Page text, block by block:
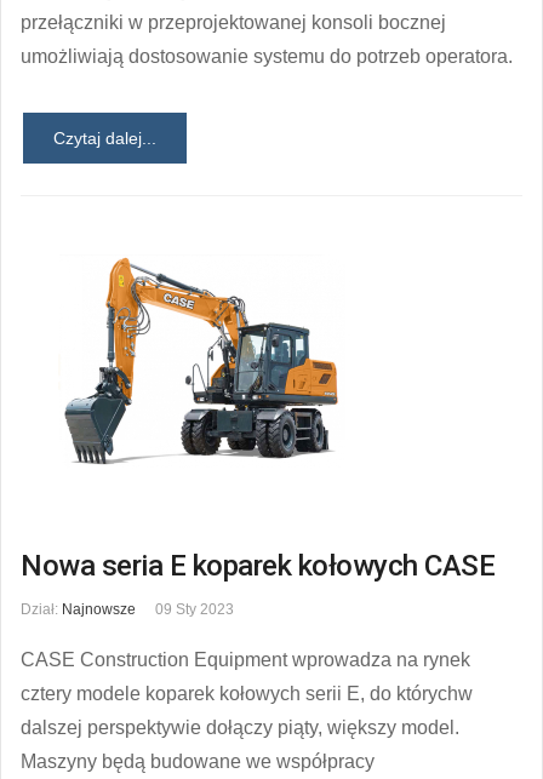
przełączniki w przeprojektowanej konsoli bocznej
umożliwiają dostosowanie systemu do potrzeb operatora.
Czytaj dalej...
Nowa seria E koparek kołowych CASE
Dział: Najnowsze 09 Sty 2023
CASE Construction Equipment wprowadza na rynek
cztery modele koparek kołowych serii E, do którychw
dalszej perspektywie dołączy piąty, większy model.
Maszyny będą budowane we współpracy